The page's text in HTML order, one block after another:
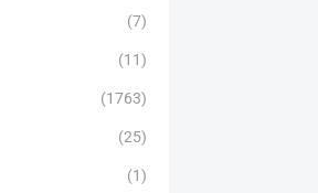
(7)
(11)
(1763)
(25)
(1)